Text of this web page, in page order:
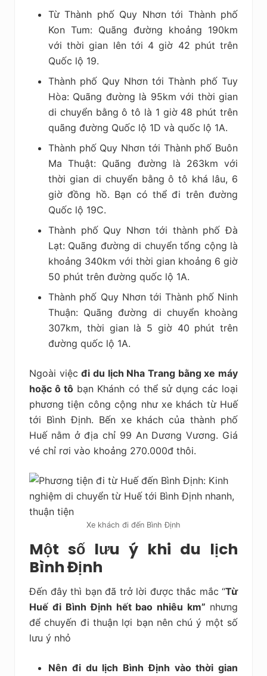
Từ Thành phố Quy Nhơn tới Thành phố
Kon Tum: Quãng đường khoảng 190km
với thời gian lên tới 4 giờ 42 phút trên
Quốc lộ 19.
Thành phố Quy Nhơn tới Thành phố Tuy
Hòa: Quãng đường là 95km với thời gian
di chuyển bằng ô tô là 1 giờ 48 phút trên
quãng đường Quốc lộ 1D và quốc lộ 1A.
Thành phố Quy Nhơn tới Thành phố Buôn
Ma Thuật: Quãng đường là 263km với
thời gian di chuyển bằng ô tô khá lâu, 6
giờ đồng hồ. Bạn có thể đi trên đường
Quốc lộ 19C.
Thành phố Quy Nhơn tới thành phố Đà
Lạt: Quãng đường di chuyển tổng cộng là
khoảng 340km với thời gian khoảng 6 giờ
50 phút trên đường quốc lộ 1A.
Thành phố Quy Nhơn tới Thành phố Ninh
Thuận: Quãng đường di chuyển khoàng
307km, thời gian là 5 giờ 40 phút trên
đường quốc lộ 1A.
Ngoài việcđi du lịch Nha Trang bằng xe máy
hoặc ô tô bạn Khánh có thể sử dụng các loại
phương tiện công cộng như xe khách từ Huế
tới Bình Định. Bến xe khách của thành phố
Huế nằm ở địa chỉ 99 An Dương Vương. Giá
vé chỉ rơi vào khoảng 270.000đ thôi.
Xe khách đi đến Bình Định
Một số lưu ý khi du lịch
Bình Định
Đến đây thì bạn đã trở lời được thắc mắc “Từ
Huế đi Bình Định hết bao nhiêu km” nhưng
để chuyến đi thuận lợi bạn nên chú ý một số
lưu ý nhỏ
Nên đi du lịch Bình Định vào thời gian